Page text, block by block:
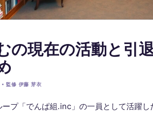
の現在の活動と引
監修 伊藤 芽衣
ープ「でんぱ組.inc」の一員として活躍し